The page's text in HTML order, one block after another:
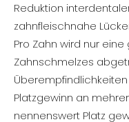
Reduktion
zahnfleischnahe
Pro Zahn wird nur
Zahnschmelzes
Platzgewinn an
nennenswert Platz